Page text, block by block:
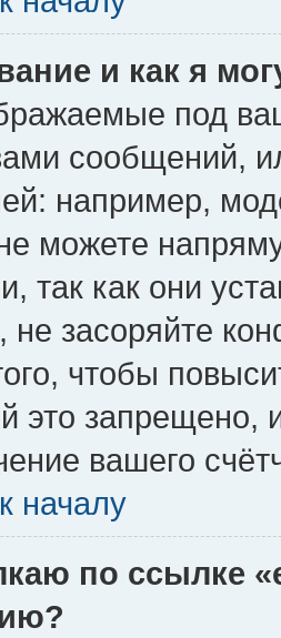
и как я
под
сообщений,
например,
можете
так как они
не засоряйте
чтобы
это запрещено,
вашего
началу
по ссылке